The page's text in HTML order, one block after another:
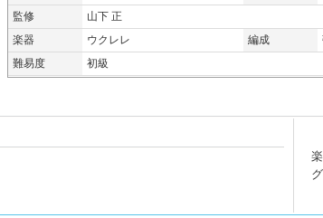
監修
山下 正
楽器
ウクレレ 編成
難易度
初級